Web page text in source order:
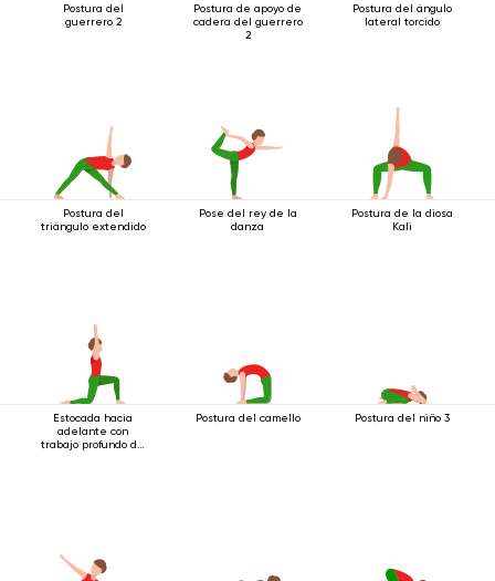
Postura del
guerrero 2
Postura de apoyo de
cadera del guerrero
2
Postura del ángulo
lateral torcido
Postura del
triángulo extendido
Pose del rey de la
danza
Postura de la diosa
Kali
Estocada hacia
adelante con
trabajo profundo de
Postura del camello Postura del niño 3